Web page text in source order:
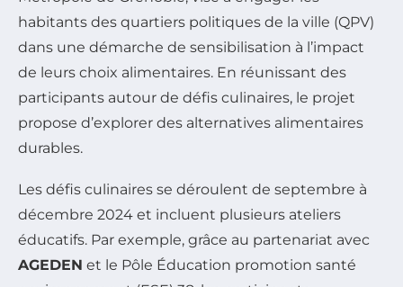
habitants des quartiers politiques de la ville (QPV)
dans une démarche de sensibilisation à l’impact
de leurs choix alimentaires. En réunissant des
participants autour de défis culinaires, le projet
propose d’explorer des alternatives alimentaires
durables.
Les défis culinaires se déroulent de septembre à
décembre 2024 et incluent plusieurs ateliers
éducatifs. Par exemple, grâce au partenariat avec
AGEDEN et le Pôle Éducation promotion santé